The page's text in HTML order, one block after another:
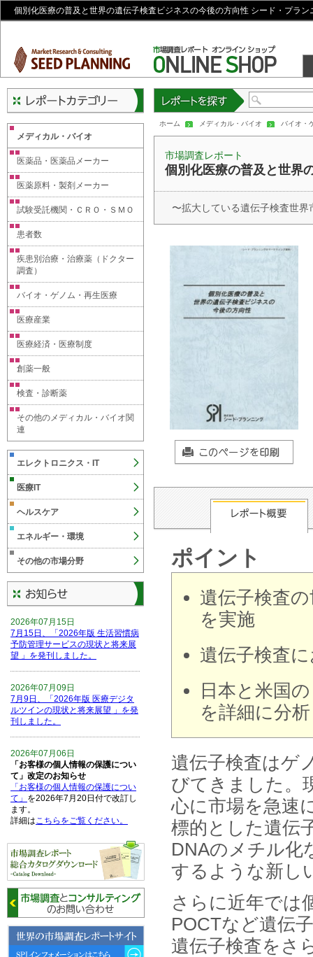
個別化医療の普及と世界の遺伝子検査ビジネスの今後の方向性 シード・プラ
ホーム メディカル・バイオ バイオ・
市場調査レポート
個別化医療の普及と世界
〜拡大している遺伝子検査世界
ポイント
遺伝子検査
を実施
遺伝子検査
日本と米国
を詳細に分析
遺伝子検査はゲ
びてきました。
心に市場を急速
標的とした遺伝
DNAのメチル化
するような新し
さらに近年では
POCTなど遺伝
遺伝子検査をさ
メディカル・バイオ
医薬品・医薬品メーカー
医薬原料・製剤メーカー
試験受託機関・ＣＲＯ・ＳＭＯ
患者数
疾患別治療・治療薬（ドクター
調査）
バイオ・ゲノム・再生医療
医療産業
医療経済・医療制度
創薬一般
検査・診断薬
その他のメディカル・バイオ関
連
エレクトロニクス・IT
医療IT
ヘルスケア
エネルギー・環境
その他の市場分野
2026年07月15日
7月15日、「2026年版 生活習慣病
予防管理サービスの現状と将来展
望 」を発刊しました。
2026年07月09日
7月9日、「2026年版 医療デジタ
ルツインの現状と将来展望 」を発
刊しました。
2026年07月06日
「お客様の個人情報の保護につい
て」改定のお知らせ
「お客様の個人情報の保護につい
て」 を2026年7月20日付で改訂し
ます。
詳細はこちらをご覧ください。
2026年06月15日
6月15日、「中国の医療保険医薬
品リスト 」を発刊しました。
2026年06月01日
6月1日、「2026-27年版 5G SA、
6GにおけるIoT／サービス市場の
動向 」を発刊しました。